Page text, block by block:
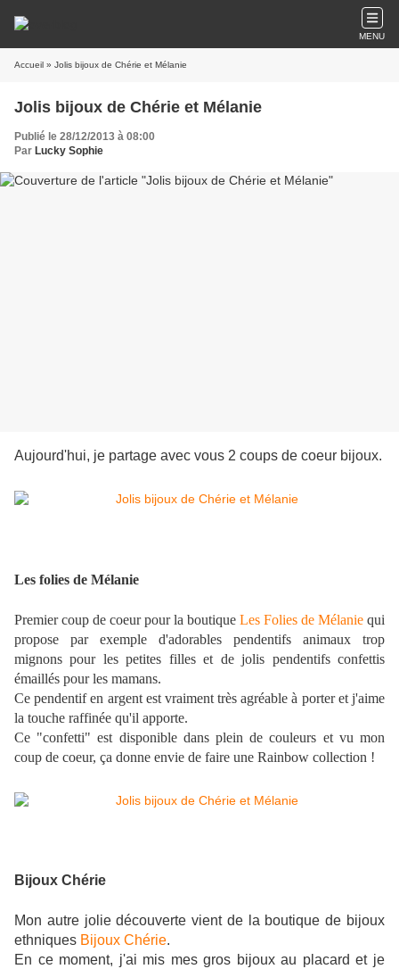
MENU
Accueil » Jolis bijoux de Chérie et Mélanie
Jolis bijoux de Chérie et Mélanie
Publié le 28/12/2013 à 08:00
Par Lucky Sophie
Aujourd'hui, je partage avec vous 2 coups de coeur bijoux.
Les folies de Mélanie
Premier coup de coeur pour la boutique Les Folies de Mélanie qui
propose par exemple d'adorables pendentifs animaux trop
mignons pour les petites filles et de jolis pendentifs confettis
émaillés pour les mamans.
Ce pendentif en argent est vraiment très agréable à porter et j'aime
la touche raffinée qu'il apporte.
Ce "confetti" est disponible dans plein de couleurs et vu mon
coup de coeur, ça donne envie de faire une Rainbow collection !
Bijoux Chérie
Mon autre jolie découverte vient de la boutique de bijoux
ethniques Bijoux Chérie.
En ce moment, j'ai mis mes gros bijoux au placard et je